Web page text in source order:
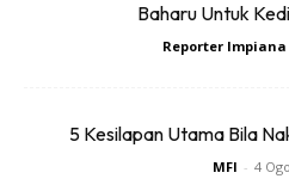
Baharu Untuk
Reporter Impiana
5 Kesilapan Utama Bila
MFI - 4